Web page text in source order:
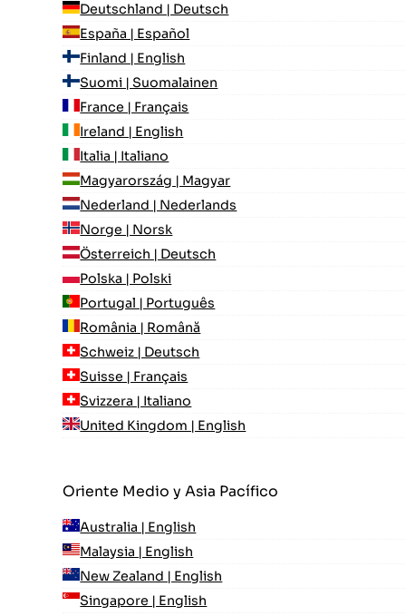
Deutschland | Deutsch
España | Español
Finland | English
Suomi | Suomalainen
France | Français
Ireland | English
Italia | Italiano
Magyarország | Magyar
Nederland | Nederlands
Norge | Norsk
Österreich | Deutsch
Polska | Polski
Portugal | Português
România | Română
Schweiz | Deutsch
Suisse | Français
Svizzera | Italiano
United Kingdom | English
Oriente Medio y Asia Pacífico
Australia | English
Malaysia | English
New Zealand | English
Singapore | English